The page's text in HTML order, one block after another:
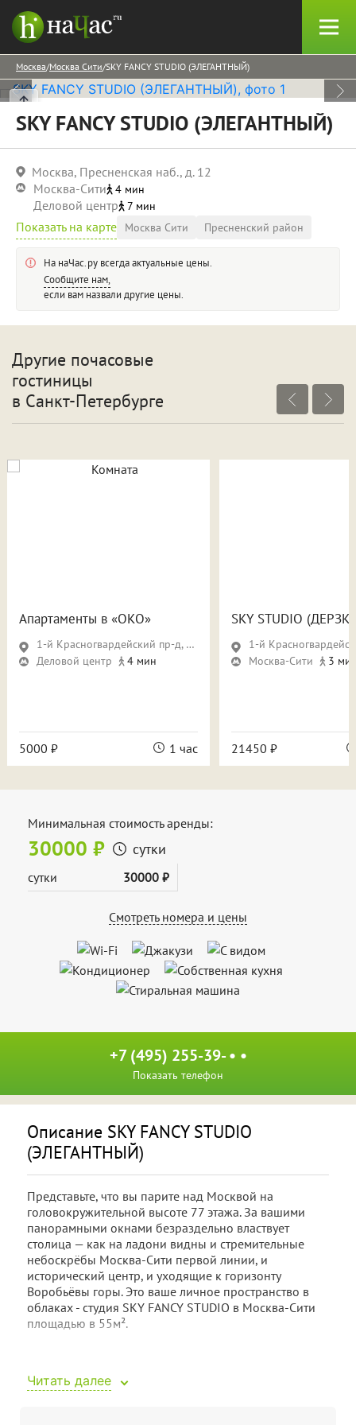
Москва Москва Сити SKY FANCY STUDIO (ЭЛЕГАНТНЫЙ)
SKY FANCY STUDIO (ЭЛЕГАНТНЫЙ)
Москва, Пресненская наб., д. 12
Москва-Сити
4 мин
Деловой центр 7 мин
Показать на карте Москва Сити Пресненский район
На наЧас.ру всегда актуальные цены.
Сообщите нам,
если вам назвали другие цены.
Другие почасовые
гостиницы
в Санкт-Петербурге
Апартаменты в «ОКО»
1-й Красногвардейский пр-д, д. 21, стр. 2
Деловой центр
4 мин
5000 ₽ 1 час
SKY STUDIO
1-й Красногвардейский
Москва-Сити
3
21450 ₽
Минимальная стоимость аренды:
30000 ₽ сутки
сутки 30000 ₽
Смотреть номера и цены
+7 (495) 255-39- • •
Показать телефон
Описание SKY FANCY STUDIO
(ЭЛЕГАНТНЫЙ)
Представьте, что вы парите над Москвой на
головокружительной высоте 77 этажа. За вашими
панорамными окнами безраздельно властвует
столица — как на ладони видны и стремительные
небоскрёбы Москва-Сити первой линии, и
исторический центр, и уходящие к горизонту
Воробьёвы горы. Это ваше личное пространство в
облаках - студия SKY FANCY STUDIO в Москва-Сити
площадью в 55м².
вами на всю жизнь. Центром притяжения становится
Читать далее